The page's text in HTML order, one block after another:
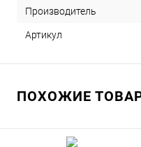
Производитель
Артикул
ПОХОЖИЕ